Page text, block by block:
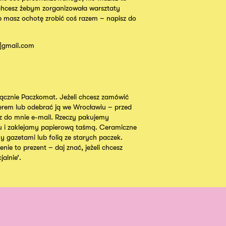
żebym zorganizowała warsztaty
masz ochotę zrobić coś razem – napisz do
Paczkomat. Jeżeli chcesz zamówić
lub odebrać ją we Wrocławiu – przed
do mnie e-mail. Rzeczy pakujemy
i zaklejamy papierową taśmą. Ceramiczne
gazetami lub folią ze starych paczek.
to prezent – daj znać, jeżeli chcesz